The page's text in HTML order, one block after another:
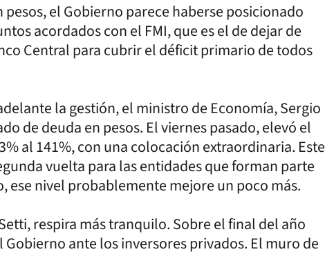
el Gobierno parece haberse posicionado
acordados con el FMI, que es el de dejar de
Central para cubrir el déficit primario de todos
la gestión, el ministro de Economía, Sergio
de deuda en pesos. El viernes pasado, elevó el
al 141%, con una colocación extraordinaria. Este
vuelta para las entidades que forman parte
ese nivel probablemente mejore un poco más.
respira más tranquilo. Sobre el final del año
ante los inversores privados. El muro de